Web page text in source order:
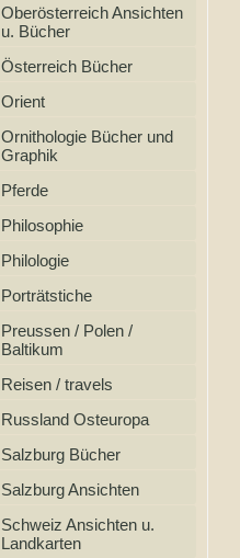
Oberösterreich Ansichten
u. Bücher
Österreich Bücher
Orient
Ornithologie Bücher und
Graphik
Pferde
Philosophie
Philologie
Porträtstiche
Preussen / Polen /
Baltikum
Reisen / travels
Russland Osteuropa
Salzburg Bücher
Salzburg Ansichten
Schweiz Ansichten u.
Landkarten